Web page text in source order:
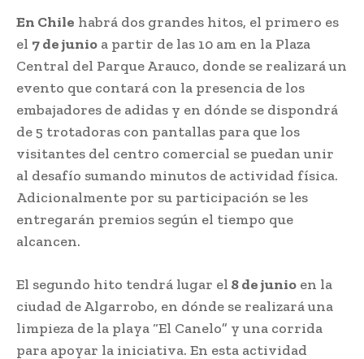
En Chile habrá dos grandes hitos, el primero es
el 7 de junio a partir de las 10 am en la Plaza
Central del Parque Arauco, donde se realizará un
evento que contará con la presencia de los
embajadores de adidas y en dónde se dispondrá
de 5 trotadoras con pantallas para que los
visitantes del centro comercial se puedan unir
al desafío sumando minutos de actividad física.
Adicionalmente por su participación se les
entregarán premios según el tiempo que
alcancen.
El segundo hito tendrá lugar el 8 de junio en la
ciudad de Algarrobo, en dónde se realizará una
limpieza de la playa “El Canelo” y una corrida
para apoyar la iniciativa. En esta actividad